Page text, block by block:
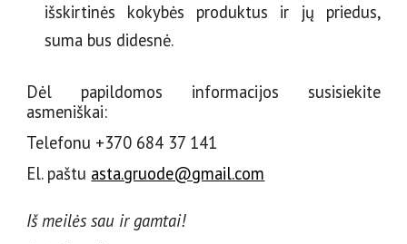
išskirtinės kokybės produktus ir jų priedus,
suma bus didesnė.
Dėl papildomos informacijos susisiekite
asmeniškai:
Telefonu +370 684 37 141
El. paštu asta.gruode@gmail.com
Iš meilės sau ir gamtai!